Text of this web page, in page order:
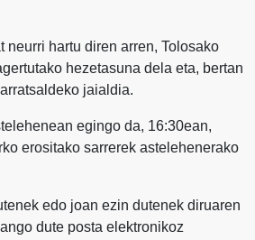
neurri hartu diren arren, Tolosako
hezetasuna dela eta, bertan
jaialdia.
egingo da, 16:30ean,
erositako sarrerek astelehenerako
edo joan ezin dutenek diruaren
dute posta elektronikoz